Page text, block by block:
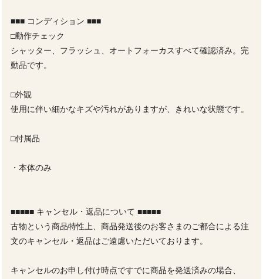
■■■ コンディション ■■■
□動作チェック
シャッター、フラッシュ、オートフォーカスすべて確認済み。完
動品です。
□外観
使用に伴い細かなキズや汚れがありますが、きれいな状態です。
□付属品
・本体のみ
■■■■■ キャンセル・返品について ■■■■■
古物という商品特性上、商品発送後のお客さまのご都合による注
文のキャンセル・返品はご遠慮いただいております。
キャンセルのお申し付け時点ですでに商品を発送済みの場合、